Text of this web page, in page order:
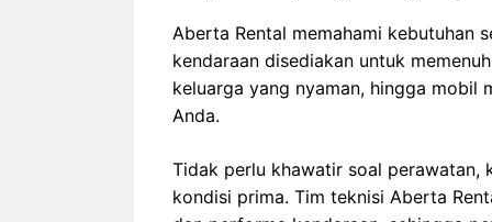
Aberta Rental memahami kebutuhan
kendaraan disediakan untuk
keluarga yang nyaman, hingga mobil
Anda.
Tidak perlu khawatir soal perawatan,
kondisi prima. Tim teknisi Aberta